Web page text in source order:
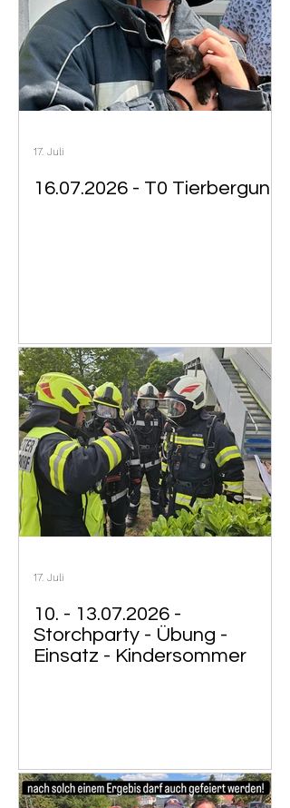
16.07.2026 - T0 Tierbergung
17. Juli
10. - 13.07.2026 -
Storchparty - Übung -
Einsatz - Kindersommer
17. Juli